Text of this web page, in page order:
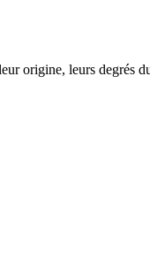
origine, leurs degrés